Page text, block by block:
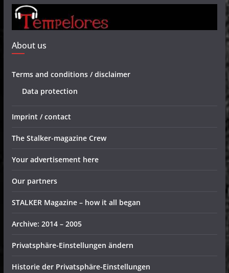
About us
Terms and conditions / disclaimer
Data protection
Imprint / contact
The Stalker-magazine Crew
Your advertisement here
Our partners
STALKER Magazine – how it all began
Archive: 2014 – 2005
Privatsphäre-Einstellungen ändern
Historie der Privatsphäre-Einstellungen